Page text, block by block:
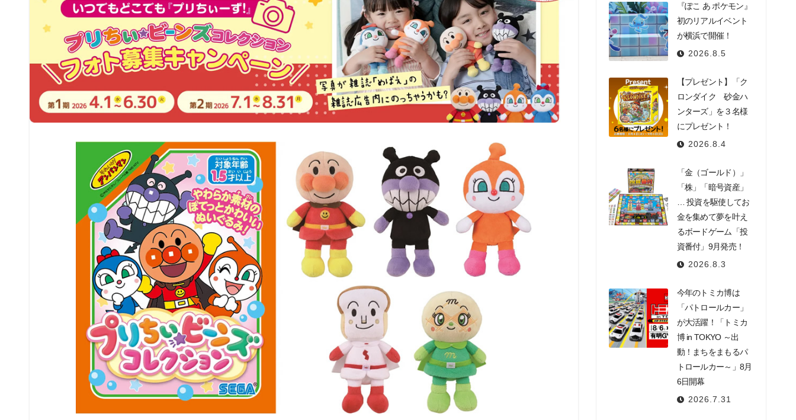
『ぽこ あ ポケモン』
初のリアルイベント
が横浜で開催！
2026.8.5
【プレゼント】「ク
ロンダイク 砂金ハ
ンターズ」を３名様
にプレゼント！
2026.8.4
「金（ゴールド）」
「株」「暗号資産」
… 投資を駆使してお
金を集めて夢を叶え
るボードゲーム「投
資番付」9月発売！
2026.8.3
今年のトミカ博は
「パトロールカー」
が大活躍！「トミカ
博 in TOKYO ～出
動！まちをまもるパ
トロールカー～」8月
6日開幕
2026.7.31